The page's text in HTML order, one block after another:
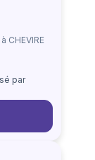
à CHEVIRE
par